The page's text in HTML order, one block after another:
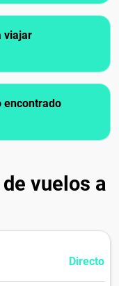
viajar
encontrado
vuelos a
Directo